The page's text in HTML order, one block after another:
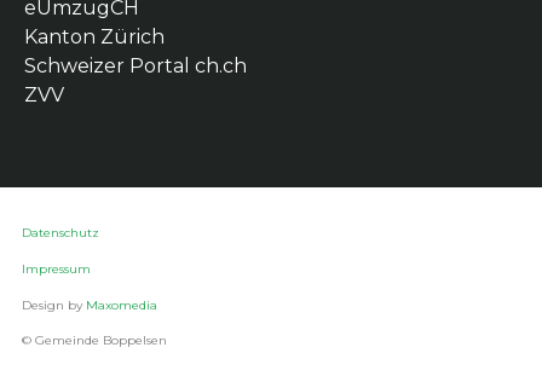
eUmzugCH
Kanton Zürich
Schweizer Portal ch.ch
ZVV
Datenschutz
Impressum
Design by Maxomedia
© Gemeinde Boppelsen